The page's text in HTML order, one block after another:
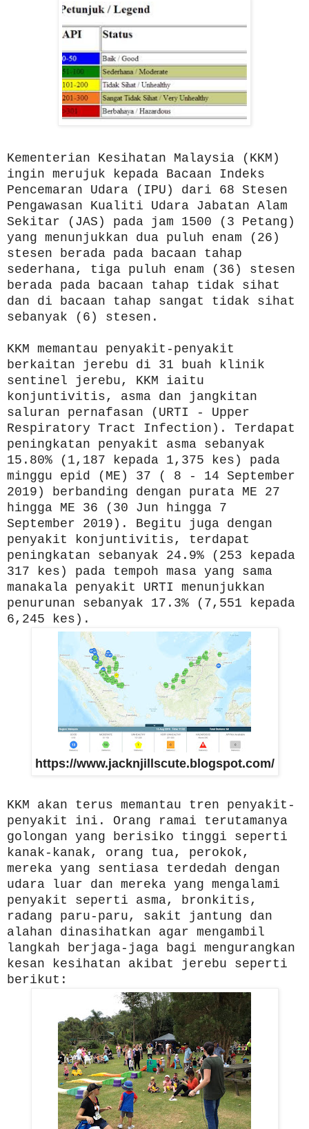
Kementerian Kesihatan Malaysia (KKM)
ingin merujuk kepada Bacaan Indeks
Pencemaran Udara (IPU) dari 68 Stesen
Pengawasan Kualiti Udara Jabatan Alam
Sekitar (JAS) pada jam 1500 (3 Petang)
yang menunjukkan dua puluh enam (26)
stesen berada pada bacaan tahap
sederhana, tiga puluh enam (36) stesen
berada pada bacaan tahap tidak sihat
dan di bacaan tahap sangat tidak sihat
sebanyak (6) stesen.
KKM memantau penyakit-penyakit
berkaitan jerebu di 31 buah klinik
sentinel jerebu, KKM iaitu
konjuntivitis, asma dan jangkitan
saluran pernafasan (URTI - Upper
Respiratory Tract Infection). Terdapat
peningkatan penyakit asma sebanyak
15.80% (1,187 kepada 1,375 kes) pada
minggu epid (ME) 37 ( 8 - 14 September
2019) berbanding dengan purata ME 27
hingga ME 36 (30 Jun hingga 7
September 2019). Begitu juga dengan
penyakit konjuntivitis, terdapat
peningkatan sebanyak 24.9% (253 kepada
317 kes) pada tempoh masa yang sama
manakala penyakit URTI menunjukkan
penurunan sebanyak 17.3% (7,551 kepada
6,245 kes).
https://www.jacknjillscute.blogspot.com/
KKM akan terus memantau tren penyakit-
penyakit ini. Orang ramai terutamanya
golongan yang berisiko tinggi seperti
kanak-kanak, orang tua, perokok,
mereka yang sentiasa terdedah dengan
udara luar dan mereka yang mengalami
penyakit seperti asma, bronkitis,
radang paru-paru, sakit jantung dan
alahan dinasihatkan agar mengambil
langkah berjaga-jaga bagi mengurangkan
kesan kesihatan akibat jerebu seperti
berikut: